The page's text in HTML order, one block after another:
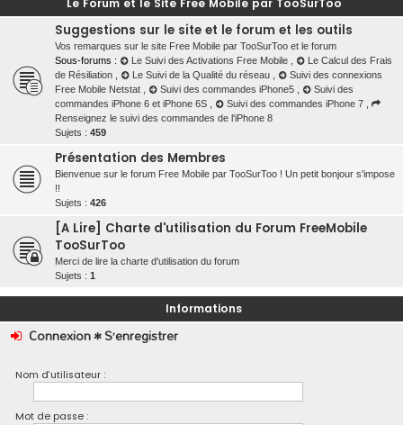
Suggestions sur le site et le forum et les outils
Vos remarques sur le site Free Mobile par TooSurToo et le forum
Sous-forums :
Le Suivi des Activations Free Mobile
Le Calcul des Frais
de Résiliation
Le Suivi de la Qualité du réseau
Suivi des connexions
Free Mobile Netstat
Suivi des commandes iPhone5
Suivi des
commandes iPhone 6 et iPhone 6S
Suivi des commandes iPhone 7
Renseignez le suivi des commandes de l'iPhone 8
Sujets : 459
Présentation des Membres
Bienvenue sur le forum Free Mobile par TooSurToo ! Un petit bonjour s'impose
!!
Sujets : 426
[A Lire] Charte d'utilisation du Forum FreeMobile
TooSurToo
Merci de lire la charte d'utilisation du forum
Sujets : 1
Informations
Connexion•S’enregistrer
Nom d’utilisateur :
Mot de passe :